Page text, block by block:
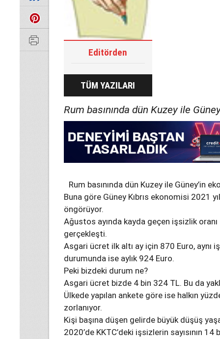
Editörden
TÜM YAZILARI
Rum basınında dün Kuzey ile
Rum basınında dün Kuzey ile Güney’in
Buna göre Güney Kıbrıs ekonomisi 2021
öngörüyor.
Ağustos ayında kayda geçen işsizlik
gerçekleşti.
Asgari ücret ilk altı ay için 870 Euro, aynı
durumunda ise aylık 924 Euro.
Peki bizdeki durum ne?
Asgari ücret bizde 4 bin 324 TL. Bu da
Ülkede yapılan ankete göre ise halkın
zorlanıyor.
Kişi başına düşen gelirde büyük düşüş
2020’de KKTC’deki işsizlerin sayısının